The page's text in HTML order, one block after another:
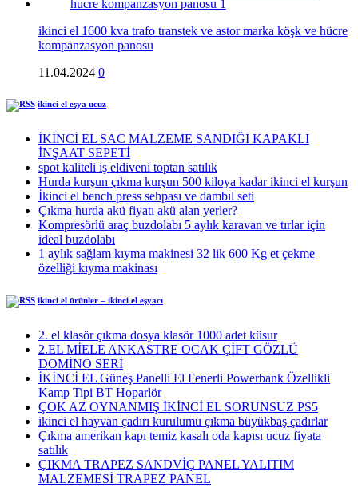
ikinci el 1600 kva trafo transtek ve astor marka köşk ve hücre
kompanzasyon panosu
11.04.2024 0
ikinci el eşya ucuz
İKİNCİ EL SAC MALZEME SANDIĞI KAPAKLI
İNŞAAT SEPETİ
spot kaliteli iş eldiveni toptan satılık
Hurda kurşun çıkma kurşun 500 kiloya kadar ikinci el kurşun
İkinci el bench press sehpası ve dambıl seti
Çıkma hurda akü fiyatı akü alan yerler?
Kompresörlü araç buzdolabı 5 aylık karavan ve tırlar için
ideal buzdolabı
1 aylık sağlam kıyma makinesi 32 lik 600 Kg et çekme
özelliği kıyma makinası
ikinci el ürünler – ikinci el eşyacı
2. el klasör çıkma dosya klasör 1000 adet küsur
2.EL MİELE ANKASTRE OCAK ÇİFT GÖZLÜ
DOMİNO SERİ
İKİNCİ EL Güneş Panelli El Fenerli Powerbank Özellikli
Kamp Tipi BT Hoparlör
ÇOK AZ OYNANMIŞ İKİNCİ EL SORUNSUZ PS5
ikinci el hayvan çadırı kurulumu çıkma büyükbaş çadırlar
Çıkma amerikan kapı temiz kasalı oda kapısı ucuz fiyata
satılık
ÇIKMA TRAPEZ SANDVİÇ PANEL YALITIM
MALZEMESİ TRAPEZ PANEL